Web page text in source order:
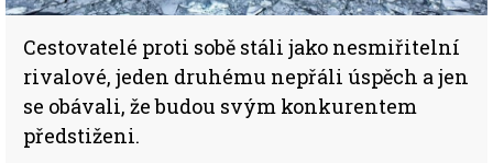
Cestovatelé proti sobě stáli jako nesmiřitelní
rivalové, jeden druhému nepřáli úspěch a jen
se obávali, že budou svým konkurentem
předstiženi.